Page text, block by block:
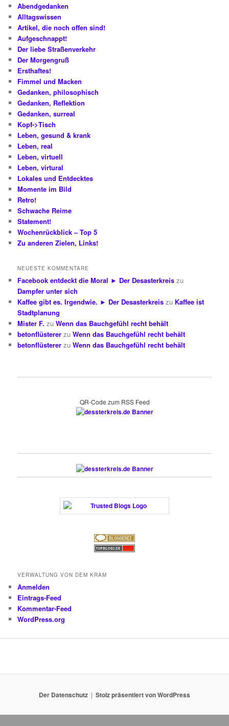
Abendgedanken
Alltagswissen
Artikel, die noch offen sind!
Aufgeschnappt!
Der liebe Straßenverkehr
Der Morgengruß
Ersthaftes!
Fimmel und Macken
Gedanken, philosophisch
Gedanken, Reflektion
Gedanken, surreal
Kopf->Tisch
Leben, gesund & krank
Leben, real
Leben, virtuell
Leben, virtural
Lokales und Entdecktes
Momente im Bild
Retro!
Schwache Reime
Statement!
Wochenrückblick – Top 5
Zu anderen Zielen, Links!
NEUESTE KOMMENTARE
Facebook entdeckt die Moral ► Der Desasterkreis zu
Dampfer unter sich
Kaffee gibt es. Irgendwie. ► Der Desasterkreis zu Kaffee ist
Stadtplanung
Mister F. zuWenn das Bauchgefühl recht behält
betonflüsterer zuWenn das Bauchgefühl recht behält
betonflüsterer zuWenn das Bauchgefühl recht behält
QR-Code zum RSS Feed
VERWALTUNG VON DEM KRAM
Anmelden
Eintrags-Feed
Kommentar-Feed
WordPress.org
Der Datenschutz Stolz präsentiert von WordPress